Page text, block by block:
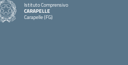
Istituto Comprensivo
CARAPELLE
Carapelle (FG)
— Visita la pagina iniziale della scuola